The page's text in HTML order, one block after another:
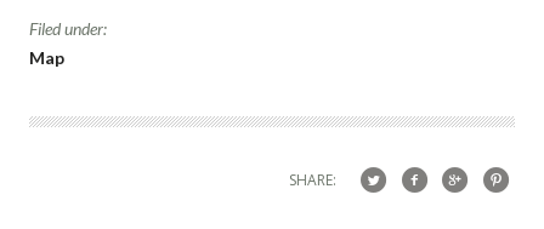
Filed under:
Map
SHARE: